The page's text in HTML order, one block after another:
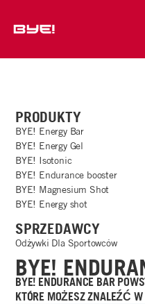
PRODUKTY
BYE! Energy Bar
BYE! Energy Gel
BYE! Isotonic
BYE! Endurance booster
BYE! Magnesium Shot
BYE! Energy shot
SPRZEDAWCY
Odżywki Dla Sportowców
BYE!
BYE! ENDURANCE BAR
KTÓRE MOŻESZ ZNALEŹĆ